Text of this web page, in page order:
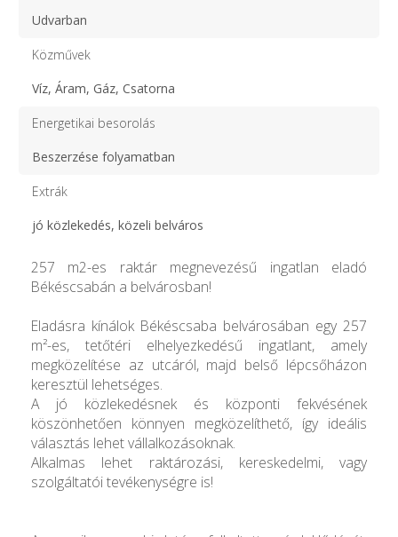
Udvarban
Közművek
Víz, Áram, Gáz, Csatorna
Energetikai besorolás
Beszerzése folyamatban
Extrák
jó közlekedés, közeli belváros
257 m2-es raktár megnevezésű ingatlan eladó
Békéscsabán a belvárosban!
Eladásra kínálok Békéscsaba belvárosában egy 257
m²-es, tetőtéri elhelyezkedésű ingatlant, amely
megközelítése az utcáról, majd belső lépcsőházon
keresztül lehetséges.
A jó közlekedésnek és központi fekvésének
köszönhetően könnyen megközelíthető, így ideális
választás lehet vállalkozásoknak.
Alkalmas lehet raktározási, kereskedelmi, vagy
szolgáltatói tevékenységre is!